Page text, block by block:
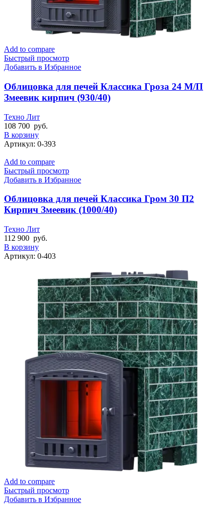
Add to compare
Быстрый просмотр
Добавить в Избранное
Облицовка для печей Классика Гроза 24 М/П
Змеевик кирпич (930/40)
Техно Лит
108 700 руб.
В корзину
Артикул: 0-393
Add to compare
Быстрый просмотр
Добавить в Избранное
Облицовка для печей Классика Гром 30 П2
Кирпич Змеевик (1000/40)
Техно Лит
112 900 руб.
В корзину
Артикул: 0-403
Add to compare
Быстрый просмотр
Добавить в Избранное